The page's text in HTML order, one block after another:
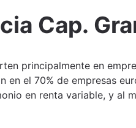
Cap.
principalmente en
en el 70% de empresas
en renta variable, y al